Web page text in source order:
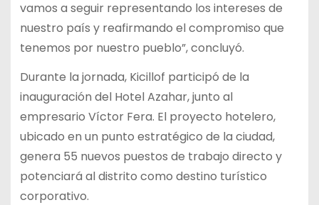
vamos a seguir representando los intereses de
nuestro país y reafirmando el compromiso que
tenemos por nuestro pueblo”, concluyó.
Durante la jornada, Kicillof participó de la
inauguración del Hotel Azahar, junto al
empresario Víctor Fera. El proyecto hotelero,
ubicado en un punto estratégico de la ciudad,
genera 55 nuevos puestos de trabajo directo y
potenciará al distrito como destino turístico
corporativo.